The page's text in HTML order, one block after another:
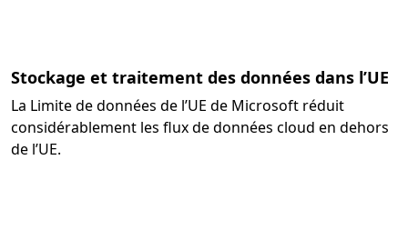
Stockage et traitement des données dans l’UE
La Limite de données de l’UE de Microsoft réduit
considérablement les flux de données cloud en dehors
de l’UE.